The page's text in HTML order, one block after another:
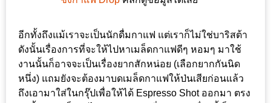
DISH
EVENT
ที่
ต้อง
อีกทั้งถึงแม้เราจะเป็นนักดื่มกาแฟ แต่เราก็ไม่ใช่บาริสต้า
ดังนั้นเรื่องการที่จะให้ไปหาเมล็ดกาแฟดีๆ หอมๆ มาใช้
งานนั้นก็อาจจะเป็นเรื่องยากสักหน่อย (เลือกยากกันนิด
หนึ่ง) แถมยังจะต้องมาบดเมล็ดกาแฟให้ป่นเสียก่อนแล้ว
ถึงเอามาใส่ในกรุ๊ปเพื่อให้ได้ Espresso Shot ออกมา ตรง